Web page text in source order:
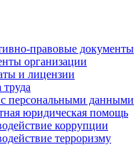
правовые документы
организации
и лицензии
с персональными данными
юридическая помощь
коррупции
терроризму